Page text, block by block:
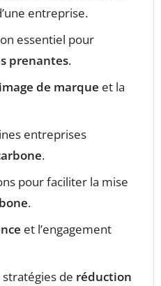
entreprise.
essentiel pour
prenantes.
image de marque et la
entreprises
.
pour faciliter la mise
.
et l’engagement
de réduction